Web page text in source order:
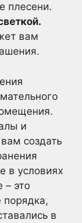
плесени.
вам
и
создать
в условиях
– это
порядка,
в